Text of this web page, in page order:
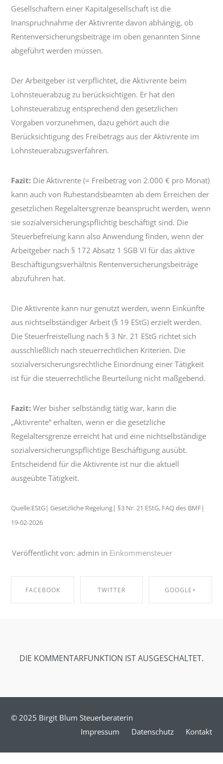
Gesellschaftern einer Kapitalgesellschaft ist die
Inanspruchnahme der Aktivrente davon abhängig, ob
Rentenversicherungsbeiträge im oben genannten Sinne
abgeführt werden müssen.
Der Arbeitgeber ist verpflichtet, die Aktivrente beim
Lohnsteuerabzug zu berücksichtigen. Er hat den
Lohnsteuerabzug entsprechend den gesetzlichen
Vorgaben vorzunehmen, dazu gehört auch die
Berücksichtigung des Freibetrags aus der Aktivrente im
Lohnsteuerabzugsverfahren.
Fazit: Die Aktivrente (= Freibetrag von 2.000 € pro Monat)
kann auch von Ruhestandsbeamten ab dem Erreichen der
gesetzlichen Regelaltersgrenze beansprucht werden, wenn
sie sozialversicherungspflichtig beschäftigt sind. Die
Steuerbefreiung kann also Anwendung finden, wenn der
Arbeitgeber nach § 172 Absatz 1 SGB VI für das aktive
Beschäftigungsverhältnis Rentenversicherungsbeiträge
abzuführen hat.
Die Aktivrente kann nur genutzt werden, wenn Einkünfte
aus nichtselbständiger Arbeit (§ 19 EStG) erzielt werden.
Die Steuerfreistellung nach § 3 Nr. 21 EStG richtet sich
ausschließlich nach steuerrechtlichen Kriterien. Die
sozialversicherungsrechtliche Einordnung einer Tätigkeit
ist für die steuerrechtliche Beurteilung nicht maßgebend.
Fazit: Wer bisher selbständig tätig war, kann die
„Aktivrente“ erhalten, wenn er die gesetzliche
Regelaltersgrenze erreicht hat und eine nichtselbständige
sozialversicherungspflichtige Beschäftigung ausübt.
Entscheidend für die Aktivrente ist nur die aktuell
ausgeübte Tätigkeit.
Quelle:EStG| Gesetzliche Regelung| §3 Nr. 21 EStG, FAQ des BMF|
19-02-2026
Veröffentlicht von: admin in Einkommensteuer
FACEBOOK TWITTER GOOGLE+
DIE KOMMENTARFUNKTION IST AUSGESCHALTET.
© 2025 Birgit Blum Steuerberaterin
Impressum
Datenschutz Kontakt